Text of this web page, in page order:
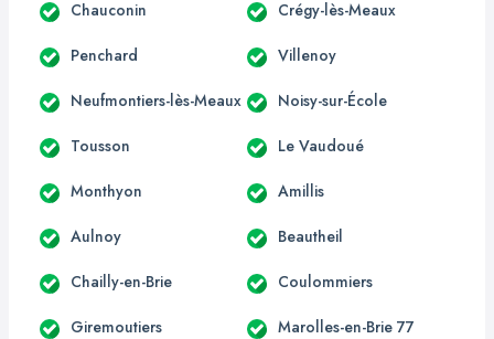
Chauconin Crégy-lès-Meaux
Penchard Villenoy
Neufmontiers-lès-Meaux Noisy-sur-École
Tousson Le Vaudoué
Monthyon Amillis
Aulnoy Beautheil
Chailly-en-Brie Coulommiers
Giremoutiers Marolles-en-Brie 77